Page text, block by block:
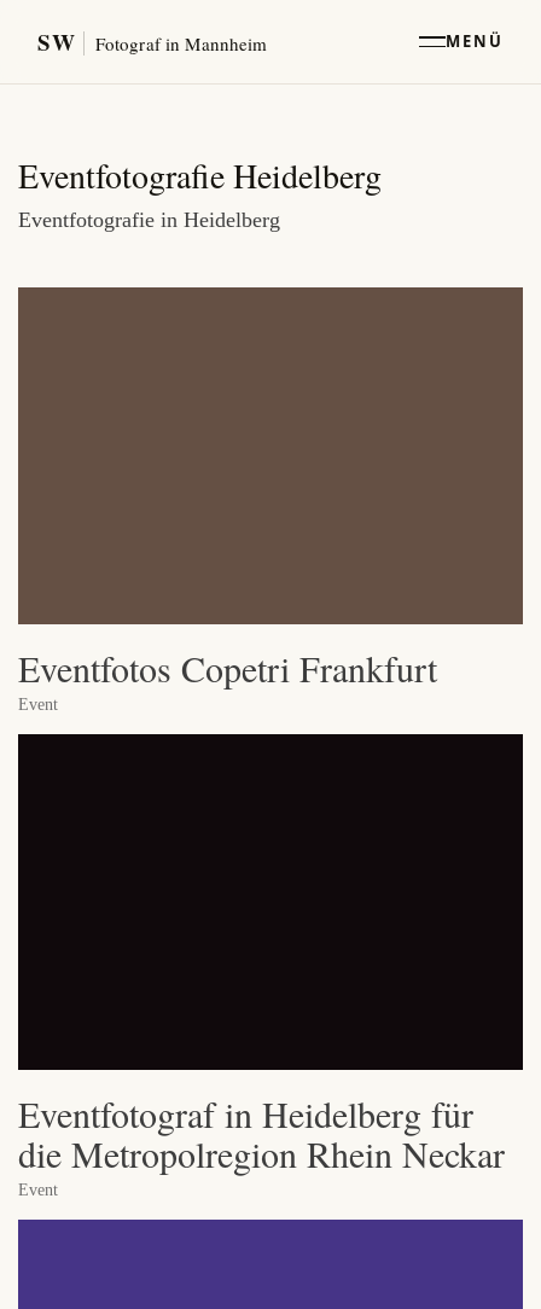
SW Fotograf in Mannheim MENÜ
Eventfotografie Heidelberg
Eventfotografie in Heidelberg
Eventfotos Copetri Frankfurt
Event
Eventfotograf in Heidelberg für
die Metropolregion Rhein Neckar
Event